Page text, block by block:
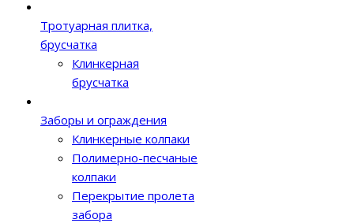
Тротуарная плитка,
брусчатка
Клинкерная
брусчатка
Заборы и ограждения
Клинкерные колпаки
Полимерно-песчаные
колпаки
Перекрытие пролета
забора